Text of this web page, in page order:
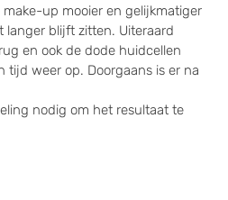
up mooier en gelijkmatiger
blijft zitten. Uiteraard
en ook de dode huidcellen
tijd weer op. Doorgaans is er na
nodig om het resultaat te